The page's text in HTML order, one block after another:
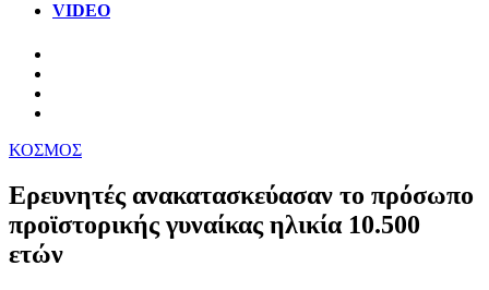
VIDEO
ΚΟΣΜΟΣ
Ερευνητές ανακατασκεύασαν το πρόσωπο
προϊστορικής γυναίκας ηλικία 10.500
ετών